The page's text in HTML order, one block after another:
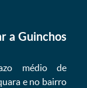
a Guinchos
médio de
e no bairro